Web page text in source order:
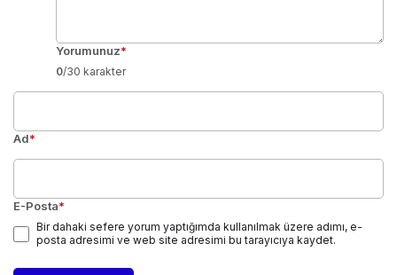
Yorumunuz*
0/30 karakter
Ad*
E-Posta*
Bir dahaki sefere yorum yaptığımda kullanılmak üzere adımı, e-
posta adresimi ve web site adresimi bu tarayıcıya kaydet.